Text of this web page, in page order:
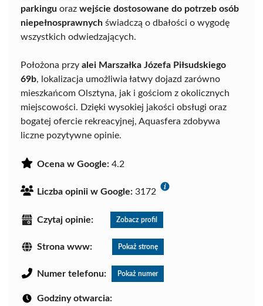
parkingu oraz wejście dostosowane do potrzeb osób
niepełnosprawnych świadczą o dbałości o wygodę
wszystkich odwiedzających.
Położona przy alei Marszałka Józefa Piłsudskiego
69b, lokalizacja umożliwia łatwy dojazd zarówno
mieszkańcom Olsztyna, jak i gościom z okolicznych
miejscowości. Dzięki wysokiej jakości obsługi oraz
bogatej ofercie rekreacyjnej, Aquasfera zdobywa
liczne pozytywne opinie.
Ocena w Google: 4.2
Liczba opinii w Google: 3172
Czytaj opinie: Zobacz profil
Strona www: Pokaż stronę
Numer telefonu: Pokaż numer
Godziny otwarcia: